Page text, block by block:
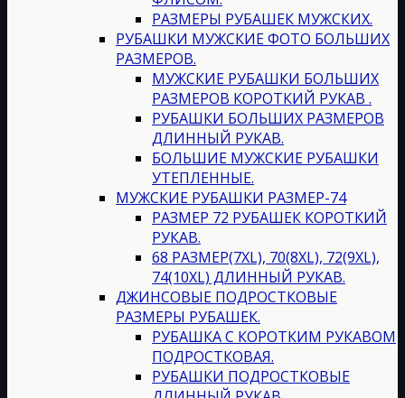
РАЗМЕРЫ РУБАШЕК МУЖСКИХ.
РУБАШКИ МУЖСКИЕ ФОТО БОЛЬШИХ
РАЗМЕРОВ.
МУЖСКИЕ РУБАШКИ БОЛЬШИХ
РАЗМЕРОВ КОРОТКИЙ РУКАВ .
РУБАШКИ БОЛЬШИХ РАЗМЕРОВ
ДЛИННЫЙ РУКАВ.
БОЛЬШИЕ МУЖСКИЕ РУБАШКИ
УТЕПЛЕННЫЕ.
МУЖСКИЕ РУБАШКИ РАЗМЕР-74
РАЗМЕР 72 РУБАШЕК КОРОТКИЙ
РУКАВ.
68 РАЗМЕР(7XL), 70(8XL), 72(9XL),
74(10XL) ДЛИННЫЙ РУКАВ.
ДЖИНСОВЫЕ ПОДРОСТКОВЫЕ
РАЗМЕРЫ РУБАШЕК.
РУБАШКА С КОРОТКИМ РУКАВОМ
ПОДРОСТКОВАЯ.
РУБАШКИ ПОДРОСТКОВЫЕ